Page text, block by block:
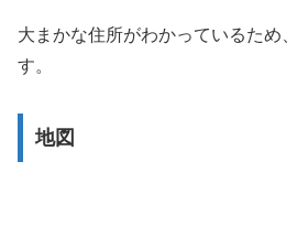
大まかな住所がわかっているため
す。
地図